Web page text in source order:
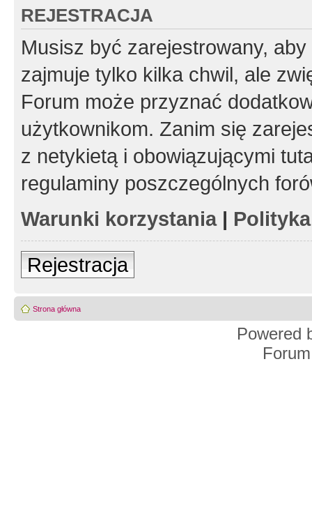
REJESTRACJA
Musisz być zarejestrowany,
zajmuje tylko kilka chwil, ale
Forum może przyznać
użytkownikom. Zanim się
z netykietą i obowiązującymi
regulaminy poszczególnych
Warunki korzystania|
Rejestracja
Strona główna
Powered